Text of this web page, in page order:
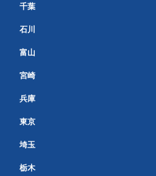
千葉
石川
富山
宮崎
兵庫
東京
埼玉
栃木